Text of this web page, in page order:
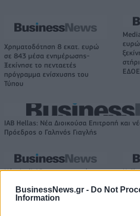
BusinessNews.gr - Do Not
Information
Χρηματοδότηση 8 εκατ. ευρώ
σε 843 μέσα ενημέρωσης-
Ξεκίνησε το πενταετές
πρόγραμμα ενίσχυσης του
Τύπου
ευρώ
IAB Hellas: Νέα Διοικούσα Επιτροπή και
Πρόεδρος ο Γαληνός Γιαγλής
Νέο Audi A2 e-tron με στόχο
αποδοτικότητας
Η